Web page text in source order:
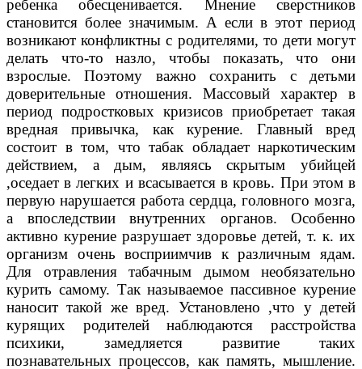
ребенка обесценивается. Мнение сверстников
становится более значимым. А если в этот период
возникают конфликтны с родителями, то дети могут
делать что-то назло, чтобы показать, что они
взрослые. Поэтому важно сохранить с детьми
доверительные отношения. Массовый характер в
период подростковых кризисов приобретает такая
вредная привычка, как курение. Главный вред
состоит в том, что табак обладает наркотическим
действием, а дым, являясь скрытым убийцей
,оседает в легких и всасывается в кровь. При этом в
первую нарушается работа сердца, головного мозга,
а впоследствии внутренних органов. Особенно
активно курение разрушает здоровье детей, т. к. их
организм очень восприимчив к различным ядам.
Для отравления табачным дымом необязательно
курить самому. Так называемое пассивное курение
наносит такой же вред. Установлено ,что у детей
курящих родителей наблюдаются расстройства
психики, замедляется развитие таких
познавательных процессов, как память, мышление.